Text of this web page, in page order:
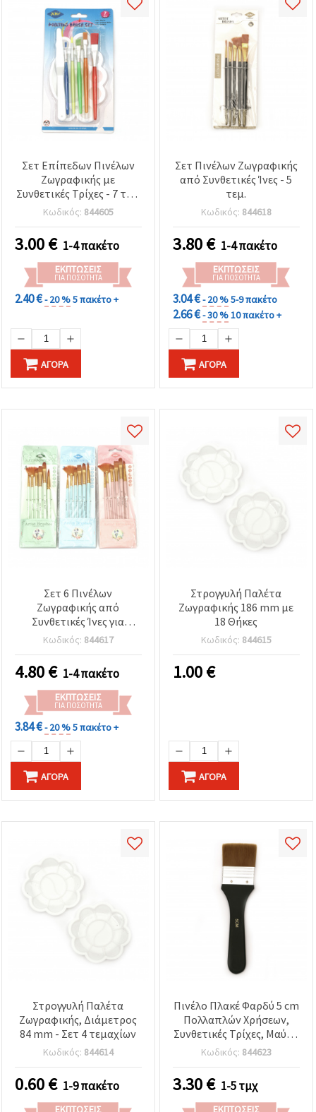
Σετ Επίπεδων Πινέλων
Ζωγραφικής με
Συνθετικές Τρίχες - 7 τεμ.
(5 πινέλα + λευκή
πλαστική παλέτα &
παλετομάχαιρο),
πολύχρωμες πλαστικές
λαβές, για ακρυλικά,
ακουαρέλα & γκουάς
Κωδικός: 844605
3.00€ 1-4 πακέτο
ΕΚΠΤΏΣΕΙΣ
ΓΙΑ ΠΟΣΌΤΗΤΑ
2.40 €- 20 %5 πακέτο +
ΑΓΟΡΆ
Σετ Πινέλων Ζωγραφικής
από Συνθετικές Ίνες - 5
τεμ.
Κωδικός: 844618
3.80€ 1-4 πακέτο
ΕΚΠΤΏΣΕΙΣ
ΓΙΑ ΠΟΣΌΤΗΤΑ
3.04 €- 20 %5-9 πακέτο
2.66 €- 30 %10 πακέτο +
ΑΓΟΡΆ
Σετ 6 Πινέλων
Ζωγραφικής από
Συνθετικές Ίνες για
Χειροτεχνίες & Hobby
Κωδικός: 844617
4.80€ 1-4 πακέτο
ΕΚΠΤΏΣΕΙΣ
ΓΙΑ ΠΟΣΌΤΗΤΑ
3.84 €- 20 %5 πακέτο +
ΑΓΟΡΆ
Στρογγυλή Παλέτα
Ζωγραφικής 186 mm με
18 Θήκες
Κωδικός: 844615
1.00€
ΑΓΟΡΆ
Στρογγυλή Παλέτα
Ζωγραφικής, Διάμετρος
84 mm - Σετ 4 τεμαχίων
Κωδικός: 844614
0.60€ 1-9 πακέτο
ΕΚΠΤΏΣΕΙΣ
Πινέλο Πλακέ Φαρδύ 5 cm
Πολλαπλών Χρήσεων,
Συνθετικές Τρίχες, Μαύρη
Εργονομική Λαβή &
Μεταλλική Φερρούλα –
για Ακρυλικά,
Υδατοχρώματα, Βερνίκια
και Ντεκουπάζ
Κωδικός: 844623
3.30€ 1-5 τμχ
ΕΚΠΤΏΣΕΙΣ